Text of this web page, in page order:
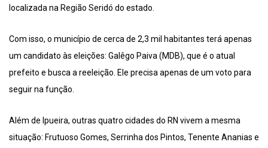
localizada na Região Seridó do estado.
Com isso, o município de cerca de 2,3 mil habitantes terá apenas
um candidato às eleições: Galêgo Paiva (MDB), que é o atual
prefeito e busca a reeleição. Ele precisa apenas de um voto para
seguir na função.
Além de Ipueira, outras quatro cidades do RN vivem a mesma
situação: Frutuoso Gomes, Serrinha dos Pintos, Tenente Ananias e